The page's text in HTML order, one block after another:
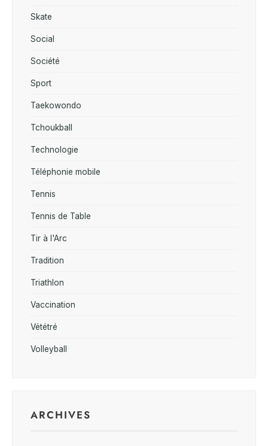
Skate
Social
Société
Sport
Taekowondo
Tchoukball
Technologie
Téléphonie mobile
Tennis
Tennis de Table
Tir à l'Arc
Tradition
Triathlon
Vaccination
Vététré
Volleyball
ARCHIVES